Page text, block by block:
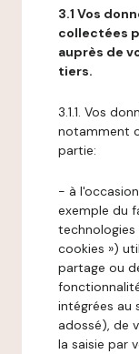
3.1 Vos
collectées
auprès de
tiers.
3.1.1. Vos
notamment
partie:
- à
exemple du
technologies
cookies »)
partage ou
intégrées au
adossé), de
la saisie par